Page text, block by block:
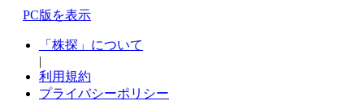
PC版を表示
「株探」について
|
利用規約
プライバシーポリシー